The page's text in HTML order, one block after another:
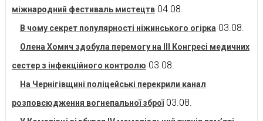
міжнародний фестиваль мистецтв 04.08.
В чому секрет популярності ніжинського огірка 03.08.
Олена Хомич здобула перемогу на ІІІ Конгресі медичних
сестер з інфекційного контролю 03.08.
На Чернігівщині поліцейські перекрили канал
розповсюдження вогнепальної зброї 03.08.